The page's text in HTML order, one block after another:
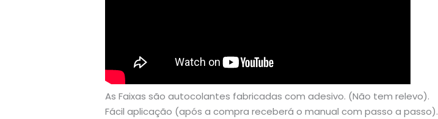
As Faixas são autocolantes fabricadas com adesivo. (Não tem relevo).
Fácil aplicação (após a compra receberá o manual com passo a passo).